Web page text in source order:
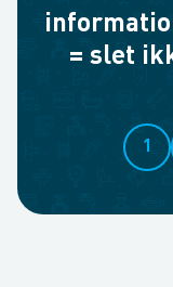
= slet
1